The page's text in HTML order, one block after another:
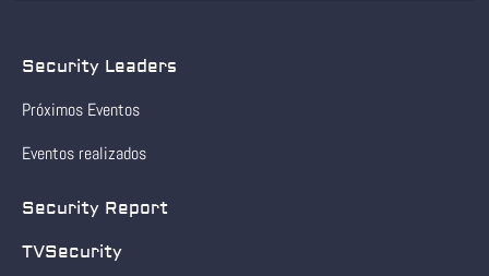
Security Leaders
Próximos Eventos
Eventos realizados
Security Report
TVSecurity